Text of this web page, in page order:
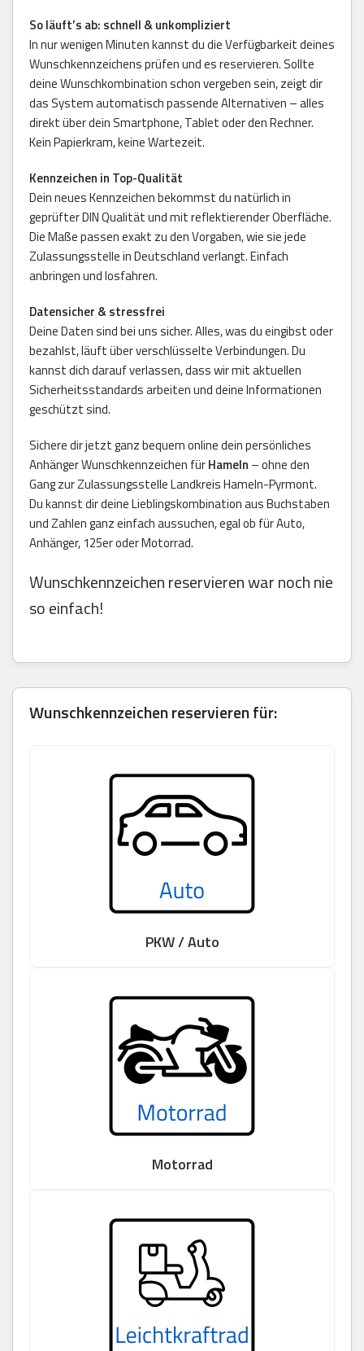
So läuft’s ab: schnell & unkompliziert
In nur wenigen Minuten kannst du die Verfügbarkeit deines
Wunschkennzeichens prüfen und es reservieren. Sollte
deine Wunschkombination schon vergeben sein, zeigt dir
das System automatisch passende Alternativen – alles
direkt über dein Smartphone, Tablet oder den Rechner.
Kein Papierkram, keine Wartezeit.
Kennzeichen in Top-Qualität
Dein neues Kennzeichen bekommst du natürlich in
geprüfter DIN Qualität und mit reflektierender Oberfläche.
Die Maße passen exakt zu den Vorgaben, wie sie jede
Zulassungsstelle in Deutschland verlangt. Einfach
anbringen und losfahren.
Datensicher & stressfrei
Deine Daten sind bei uns sicher. Alles, was du eingibst oder
bezahlst, läuft über verschlüsselte Verbindungen. Du
kannst dich darauf verlassen, dass wir mit aktuellen
Sicherheitsstandards arbeiten und deine Informationen
geschützt sind.
Sichere dir jetzt ganz bequem online dein persönliches
Anhänger Wunschkennzeichen fürHameln – ohne den
Gang zur Zulassungsstelle Landkreis Hameln-Pyrmont.
Du kannst dir deine Lieblingskombination aus Buchstaben
und Zahlen ganz einfach aussuchen, egal ob für Auto,
Anhänger, 125er oder Motorrad.
Wunschkennzeichen reservieren war noch nie
so einfach!
Wunschkennzeichen reservieren für:
PKW / Auto
Motorrad